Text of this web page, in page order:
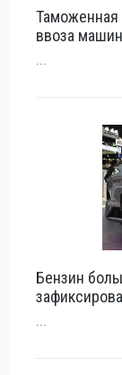
Таможенная
ввоза
...
Бензин
...